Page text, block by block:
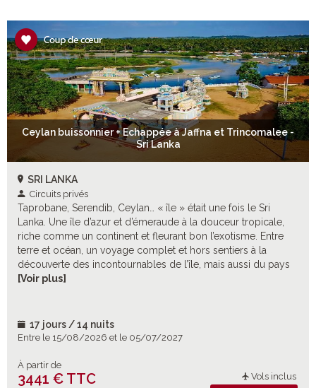
Ceylan buissonnier + Echappée à Jaffna et Trincomalee -
Sri Lanka
SRI LANKA
Circuits privés
Taprobane, Serendib, Ceylan… « île » était une fois le Sri
Lanka. Une île d’azur et d’émeraude à la douceur tropicale,
riche comme un continent et fleurant bon l’exotisme. Entre
terre et océan, un voyage complet et hors sentiers à la
découverte des incontournables de l’île, mais aussi du pays
tamoul autour de Jaffna jusqu’aux plages de sable blanc de
[Voir plus]
17 jours / 14 nuits
Entre le 15/08/2026 et le 05/07/2027
À partir de
3441 € TTC Vols inclus